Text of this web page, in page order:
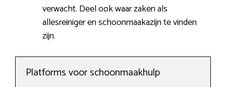
verwacht. Deel ook waar zaken als
allesreiniger en schoonmaakazijn te vinden
zijn.
Platforms voor schoonmaakhulp